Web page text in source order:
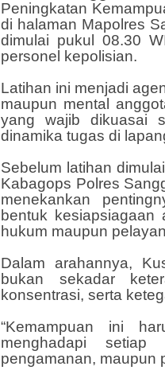
Peningkatan
di halaman Mapolres
dimulai pukul 08.30
personel kepolisian.
Latihan ini menjadi
maupun mental
yang wajib dikuasai
dinamika tugas di
Sebelum latihan
Kabagops Polres
menekankan
bentuk kesiapsiagaan
hukum maupun
Dalam arahannya,
bukan sekadar
konsentrasi, serta
“Kemampuan ini
menghadapi
pengamanan, maupun